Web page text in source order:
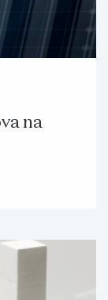
na